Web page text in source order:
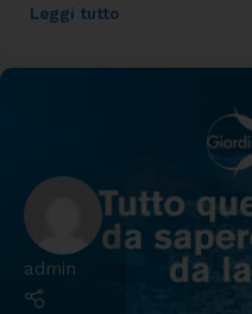
Leggi tutto
admin